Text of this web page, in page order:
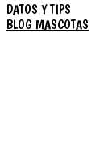
DATOS Y TIPS
BLOG MASCOTAS